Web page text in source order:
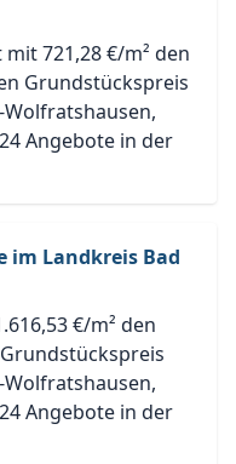
721,28 €/m² den
Grundstückspreis
Wolfratshausen,
Angebote in der
im Landkreis Bad
€/m² den
Wolfratshausen,
Angebote in der